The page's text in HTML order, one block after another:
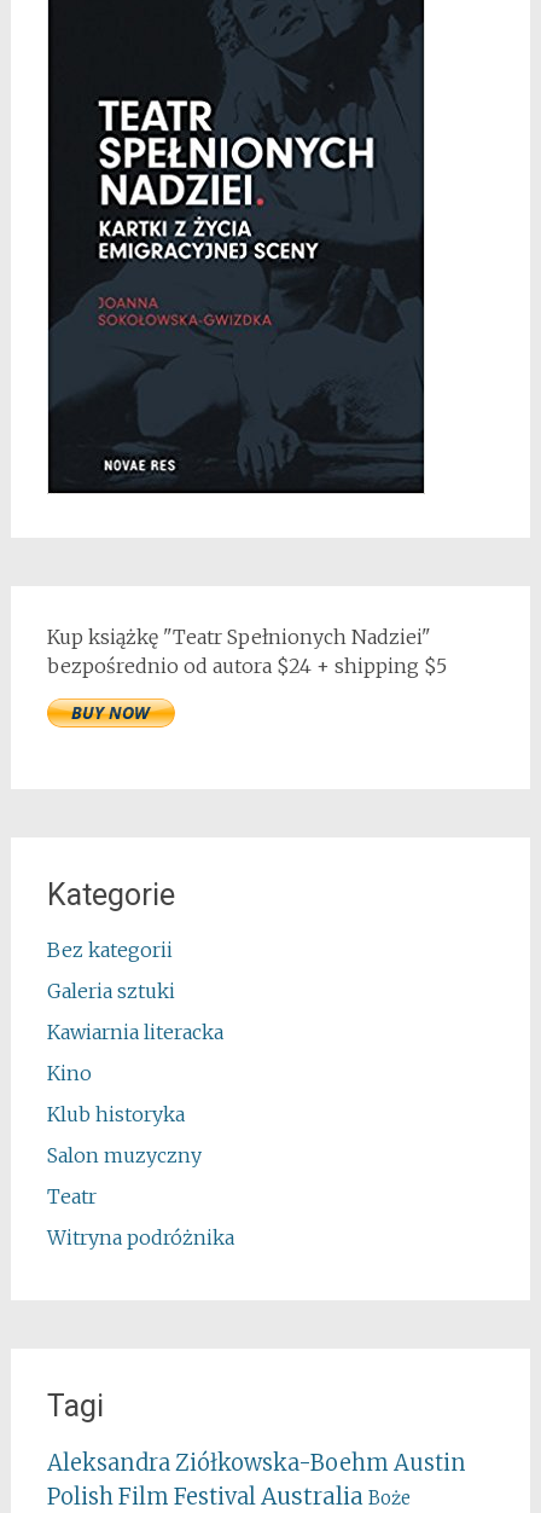
Kup książkę "Teatr Spełnionych Nadziei"
bezpośrednio od autora $24 + shipping $5
Kategorie
Bez kategorii
Galeria sztuki
Kawiarnia literacka
Kino
Klub historyka
Salon muzyczny
Teatr
Witryna podróżnika
Tagi
Aleksandra Ziółkowska-Boehm Austin
Polish Film FestivalAustralia Boże